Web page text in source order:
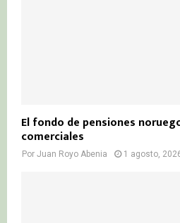
El fondo de pensiones
comerciales
Por Juan Royo Abenia 1 agosto,